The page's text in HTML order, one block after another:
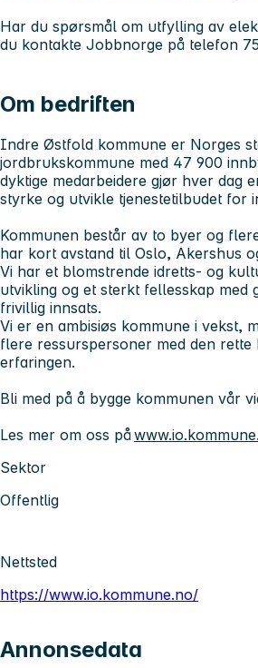
Har du spørsmål om utfylling av
du kontakte Jobbnorge på telefon
Om bedriften
Indre Østfold kommune er Norges
jordbrukskommune med 47 900
dyktige medarbeidere gjør hver dag
styrke og utvikle tjenestetilbudet for
Kommunen består av to byer og
har kort avstand til Oslo, Akershus
Vi har et blomstrende idretts- og
utvikling og et sterkt fellesskap med
frivillig innsats.
Vi er en ambisiøs kommune i vekst,
flere ressurspersoner med den rette
erfaringen.
Bli med på å bygge kommunen vår
Les mer om oss på
Sektor
Offentlig
Nettsted
https://www.io.kommune.no/
Annonsedata